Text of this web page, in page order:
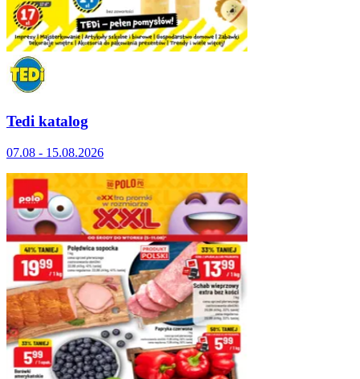
Tedi katalog
07.08 - 15.08.2026